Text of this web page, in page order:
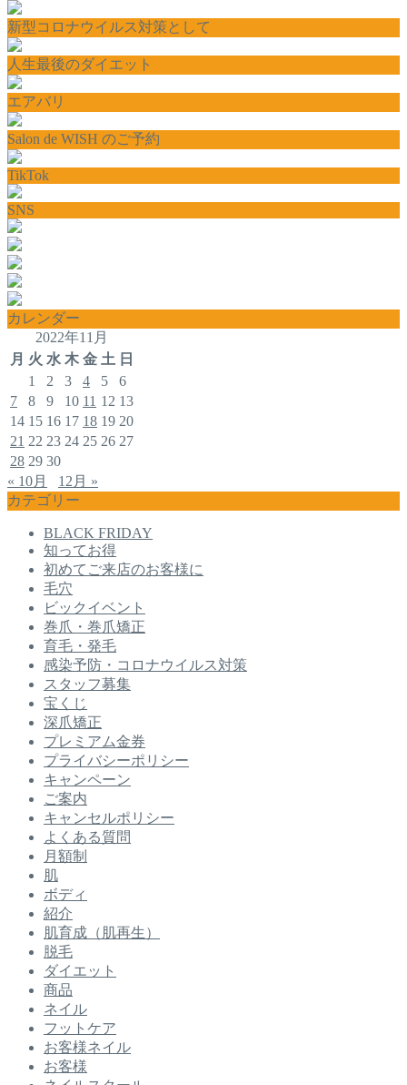
新型コロナウイルス対策として
人生最後のダイエット
エアバリ
Salon de WISH のご予約
TikTok
SNS
カレンダー
2022年11月
月 火 水 木 金 土 日
1
2 3 4 5
6
7
8 9 10 11 12 13
14 15 16 17 18 19 20
21 22 23 24 25 26 27
28 29 30
« 10月
12月 »
カテゴリー
BLACK FRIDAY
知ってお得
初めてご来店のお客様に
毛穴
ビックイベント
巻爪・巻爪矯正
育毛・発毛
感染予防・コロナウイルス対策
スタッフ募集
宝くじ
深爪矯正
プレミアム金券
プライバシーポリシー
キャンペーン
ご案内
キャンセルポリシー
よくある質問
月額制
肌
ボディ
紹介
肌育成（肌再生）
脱毛
ダイエット
商品
ネイル
フットケア
お客様ネイル
お客様